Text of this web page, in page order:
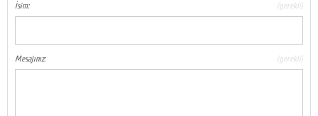
İsim: (gerekli)
Mesajınız: (gerekli)